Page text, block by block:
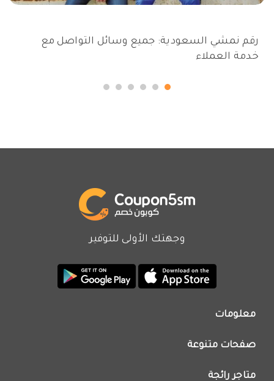
رقم نمشي السعودية: جميع وسائل التواصل مع
خدمة العملاء
وجهتك الأولى للتوفير
معلومات
اتصل بنا
اعلن معنا
صفحات متنوعة
متاجر رائجة